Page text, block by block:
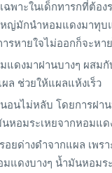
พาะในเด็กทารกที่ต้อง
ญ่มักนำหอมแดงมาทุบ
ารหายใจไม่ออกก็จะหา
ดงมาฝานบางๆ ผสม
ล ช่วยให้แผลแห้งเร็ว
อนไม่หลับ โดยการฝา
นหอมระเหยจากหอม
ยด่างดำจากแผล เพ
แดงบางๆ น้ำมันหอมร